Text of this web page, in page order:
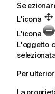
L'icona
L'icona
L'oggetto
Per
La